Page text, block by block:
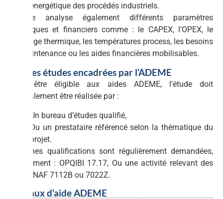
énergétique des procédés industriels.
L’étude analyse également différents paramètres
techniques et financiers comme : le CAPEX, l’OPEX, le
stockage thermique, les températures process, les besoins
de maintenance ou les aides financières mobilisables.
6.1 Des études encadrées par l’ADEME
Pour être éligible aux aides ADEME, l’étude doit
généralement être réalisée par :
Un bureau d’études qualifié,
Ou un prestataire référencé selon la thématique du
projet.
Certaines qualifications sont régulièrement demandées,
notamment : OPQIBI 17.17, Ou une activité relevant des
codes NAF 7112B ou 7022Z.
6.2 Taux d’aide ADEME